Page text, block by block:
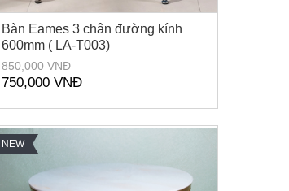
Bàn Eames 3 chân đường kính
600mm ( LA-T003)
850,000 VNĐ
750,000 VNĐ
NEW